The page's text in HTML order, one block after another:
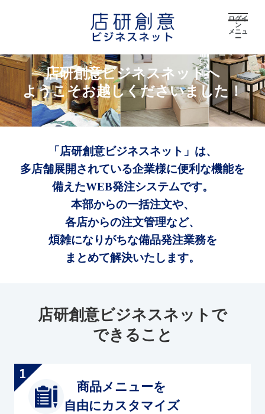
ログイ
ン
メニュ
ー
店研創意ビジネスネットへ
ようこそお越しくださいました！
「店研創意ビジネスネット」は、
多店舗展開されている企業様に便利な機能を
備えたWEB発注システムです。
本部からの一括注文や、
各店からの注文管理など、
煩雑になりがちな備品発注業務を
まとめて解決いたします。
店研創意ビジネスネットで
できること
商品メニューを
自由にカスタマイズ